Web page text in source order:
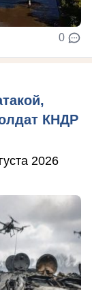
0
КНДР
2026